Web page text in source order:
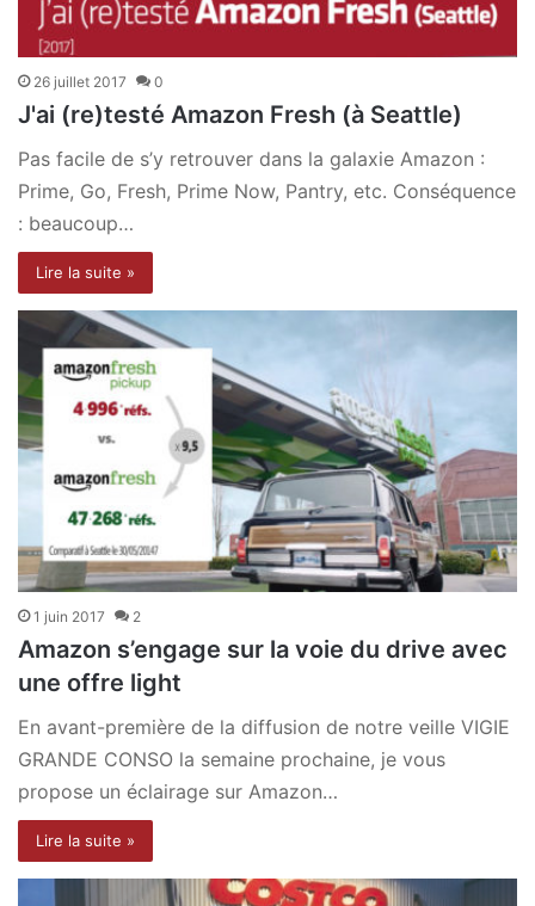
26 juillet 2017 0
J'ai (re)testé Amazon Fresh (à Seattle)
Pas facile de s’y retrouver dans la galaxie Amazon :
Prime, Go, Fresh, Prime Now, Pantry, etc. Conséquence
: beaucoup…
Lire la suite »
1 juin 2017 2
Amazon s’engage sur la voie du drive avec
une offre light
En avant-première de la diffusion de notre veille VIGIE
GRANDE CONSO la semaine prochaine, je vous
propose un éclairage sur Amazon…
Lire la suite »